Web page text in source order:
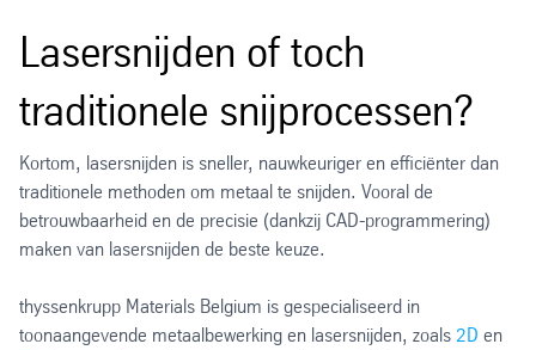
Lasersnijden of toch
traditionele snijprocessen?
Kortom, lasersnijden is sneller, nauwkeuriger en efficiënter dan
traditionele methoden om metaal te snijden. Vooral de
betrouwbaarheid en de precisie (dankzij CAD-programmering)
maken van lasersnijden de beste keuze.
thyssenkrupp Materials Belgium is gespecialiseerd in
toonaangevende metaalbewerking en lasersnijden, zoals 2D en